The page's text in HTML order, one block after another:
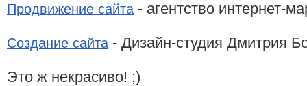
Продвижение сайта - агентство интернет-
Создание сайта - Дизайн-студия Дмитрия
Это ж некрасиво! ;)